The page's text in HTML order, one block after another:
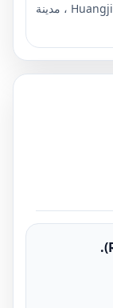
Kangyang الأول ، قرية Shebei ، مدينة Huangjiang ، مدينة